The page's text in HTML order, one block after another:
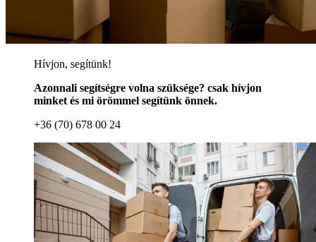
Hívjon, segítünk!
Azonnali segítségre volna szüksége? csak hívjon
minket és mi örömmel segítünk önnek.
+36 (70) 678 00 24